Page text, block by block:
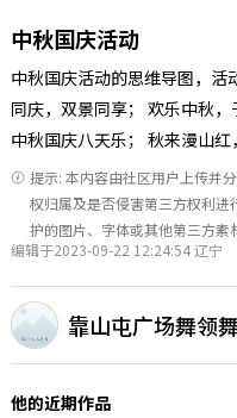
中秋国庆活动
中秋国庆活动的思维导图，活
同庆，双景同享； 欢乐中秋，
中秋国庆八天乐； 秋来漫山红
提示: 本内容由社区用户上传并
权归属及是否侵害第三方权利
护的图片、字体或其他第三方素
编辑于2023-09-22 12:24:54 辽宁
靠山屯广场舞领
他的近期作品